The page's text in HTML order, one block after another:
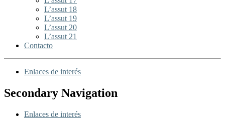
L’assut 18
L’assut 19
L’assut 20
L’assut 21
Contacto
Enlaces de interés
Secondary Navigation
Enlaces de interés